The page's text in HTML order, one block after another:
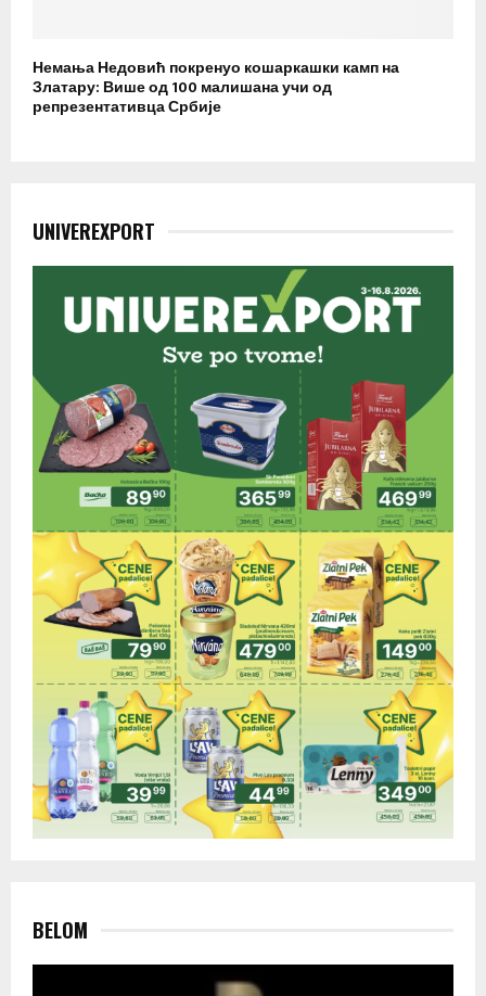
Немања Недовић покренуо кошаркашки камп на
Златару: Више од 100 малишана учи од
репрезентативца Србије
UNIVEREXPORT
BELOM